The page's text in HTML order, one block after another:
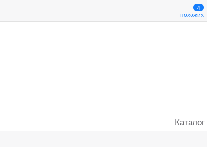
4
похожих
Каталог